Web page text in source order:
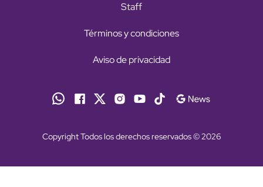
Staff
Términos y condiciones
Aviso de privacidad
Copyright Todos los derechos reservados © 2026